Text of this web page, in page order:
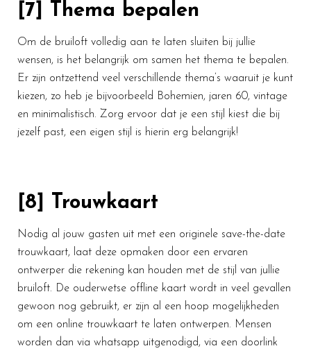
[7] Thema bepalen
Om de bruiloft volledig aan te laten sluiten bij jullie
wensen, is het belangrijk om samen het thema te bepalen.
Er zijn ontzettend veel verschillende thema’s waaruit je kunt
kiezen, zo heb je bijvoorbeeld Bohemien, jaren 60, vintage
en minimalistisch. Zorg ervoor dat je een stijl kiest die bij
jezelf past, een eigen stijl is hierin erg belangrijk!
[8] Trouwkaart
Nodig al jouw gasten uit met een originele save-the-date
trouwkaart, laat deze opmaken door een ervaren
ontwerper die rekening kan houden met de stijl van jullie
bruiloft. De ouderwetse offline kaart wordt in veel gevallen
gewoon nog gebruikt, er zijn al een hoop mogelijkheden
om een online trouwkaart te laten ontwerpen. Mensen
worden dan via whatsapp uitgenodigd, via een doorlink